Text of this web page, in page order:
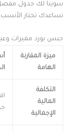
سوينا لك جدول مفصل
تساعدك تختار
جبس بورد مميزات
ميزة المقارنة
الهامة
التكلفة
المالية
الإجمالية